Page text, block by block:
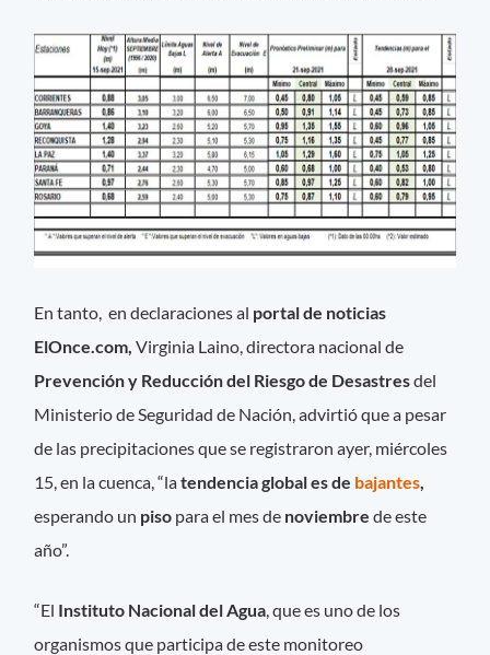
En tanto, en declaraciones al portal de noticias
ElOnce.com, Virginia Laino, directora nacional de
Prevención y Reducción del Riesgo de Desastresdel
Ministerio de Seguridad de Nación, advirtió que a pesar
de las precipitaciones que se registraron ayer, miércoles
15, en la cuenca, “latendencia global es de bajantes
esperando un piso para el mes de noviembre de este
año”.
“El Instituto Nacional del Agua, que es uno de los
organismos que participa de este monitoreo